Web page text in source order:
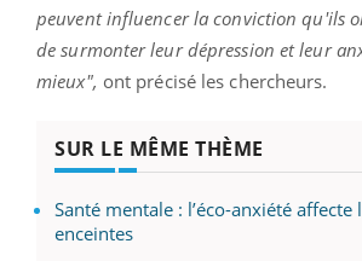
peuvent influencer la conviction qu'ils
de surmonter leur dépression et leur
mieux", ont précisé les chercheurs.
SUR LE MÊME THÈME
Santé mentale : l’éco-anxiété affecte
enceintes